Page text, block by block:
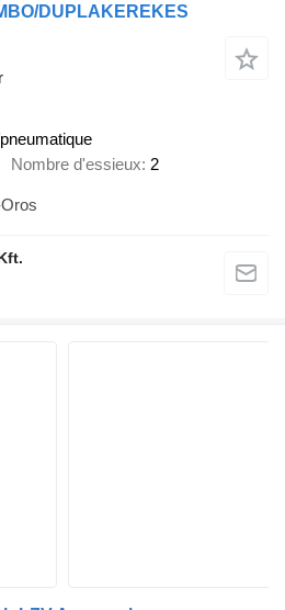
DUPLAKEREKES
Nombre d'essieux 2